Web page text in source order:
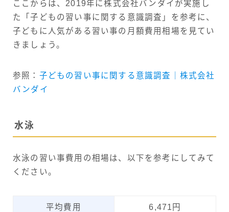
ここからは、2019年に株式会社バンダイが実施し
た「子どもの習い事に関する意識調査」を参考に、
子どもに人気がある習い事の月額費用相場を見てい
きましょう。
参照： 子どもの習い事に関する意識調査｜株式会社
バンダイ
水泳
水泳の習い事費用の相場は、以下を参考にしてみて
ください。
平均費用 6,471円